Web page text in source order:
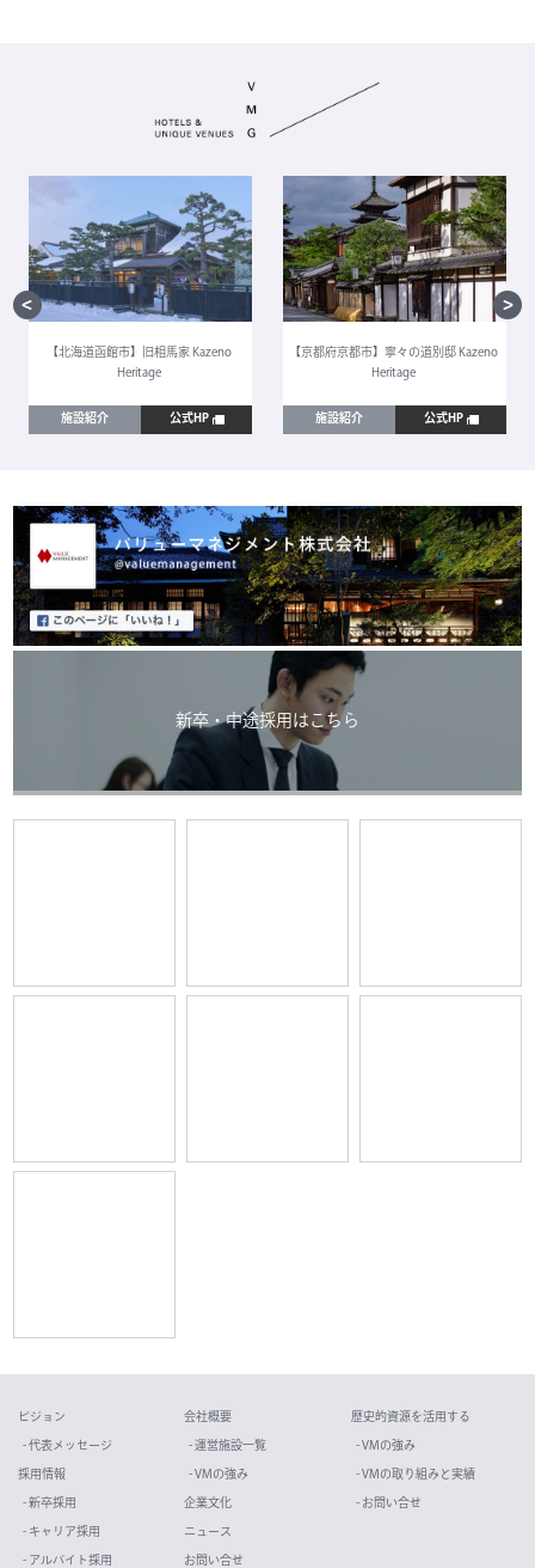
【北海道函館市】旧相馬家 Kazeno
Heritage
施設紹介 公式HP
【京都府京都市】寧々の道別邸 Kazeno
Heritage
施設紹介 公式HP
新卒・中途採用はこちら
ビジョン
- 代表メッセージ
採用情報
- 新卒採用
- キャリア採用
- アルバイト採用
会社概要
- 運営施設一覧
- VMの強み
企業文化
ニュース
お問い合せ
歴史的資源を活用する
- VMの強み
- VMの取り組みと実績
- お問い合せ